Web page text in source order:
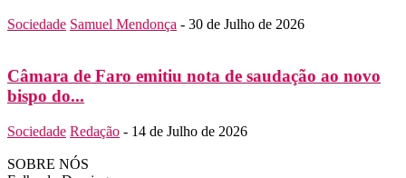
Sociedade Samuel Mendonça - 30 de Julho de 2026
Câmara de Faro emitiu nota de saudação ao novo
bispo do...
Sociedade Redação - 14 de Julho de 2026
SOBRE NÓS